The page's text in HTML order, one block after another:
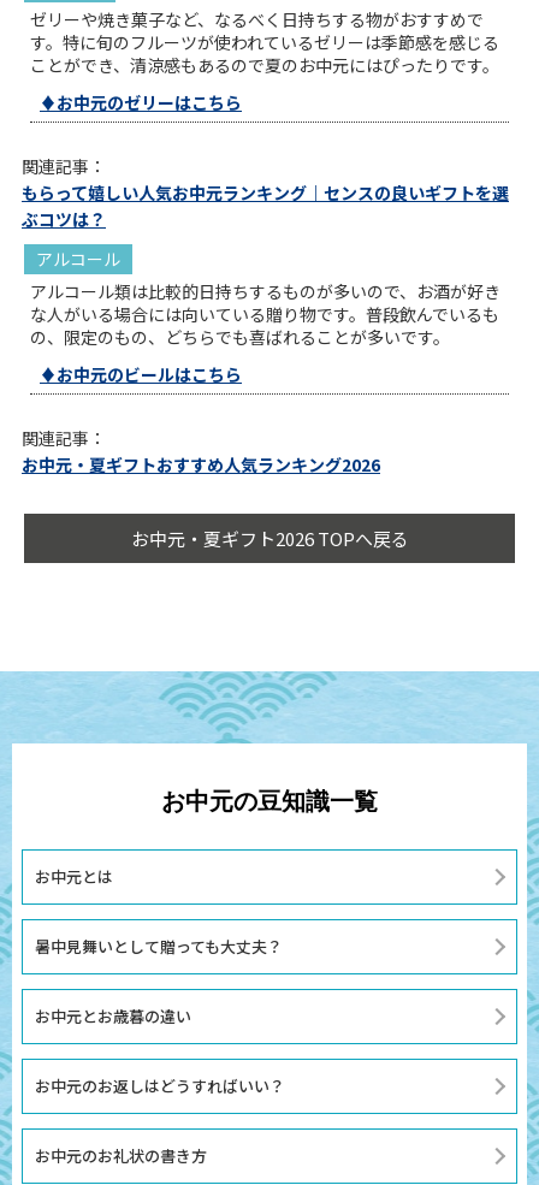
ゼリーや焼き菓子など、なるべく日持ちする物がおすすめで
す。特に旬のフルーツが使われているゼリーは季節感を感じる
ことができ、清涼感もあるので夏のお中元にはぴったりです。
♦お中元のゼリーはこちら
関連記事：
もらって嬉しい人気お中元ランキング｜センスの良いギフトを選
ぶコツは？
アルコール
アルコール類は比較的日持ちするものが多いので、お酒が好き
な人がいる場合には向いている贈り物です。普段飲んでいるも
の、限定のもの、どちらでも喜ばれることが多いです。
♦お中元のビールはこちら
関連記事：
お中元・夏ギフトおすすめ人気ランキング2026
お中元・夏ギフト2026 TOPへ戻る
お中元の豆知識一覧
お中元とは
暑中見舞いとして贈っても大丈夫？
お中元とお歳暮の違い
お中元のお返しはどうすればいい？
お中元のお礼状の書き方